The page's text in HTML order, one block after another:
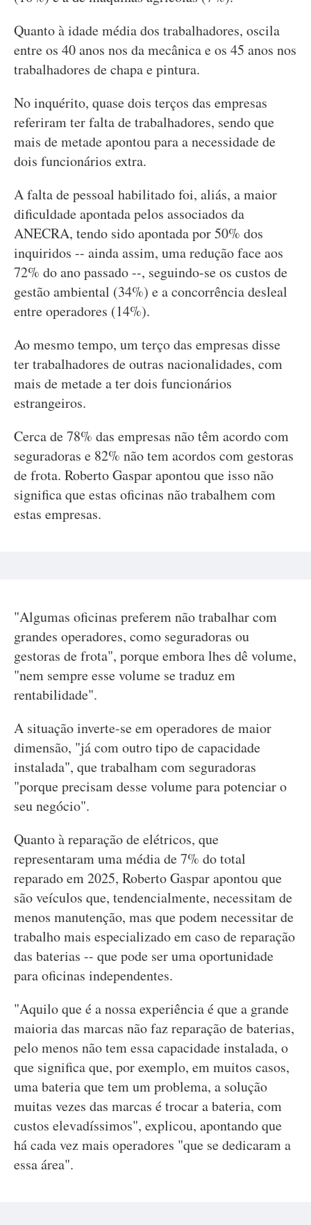
Quanto à idade média dos trabalhadores, oscila
entre os 40 anos nos da mecânica e os 45 anos nos
trabalhadores de chapa e pintura.
No inquérito, quase dois terços das empresas
referiram ter falta de trabalhadores, sendo que
mais de metade apontou para a necessidade de
dois funcionários extra.
A falta de pessoal habilitado foi, aliás, a maior
dificuldade apontada pelos associados da
ANECRA, tendo sido apontada por 50% dos
inquiridos -- ainda assim, uma redução face aos
72% do ano passado --, seguindo-se os custos de
gestão ambiental (34%) e a concorrência desleal
entre operadores (14%).
Ao mesmo tempo, um terço das empresas disse
ter trabalhadores de outras nacionalidades, com
mais de metade a ter dois funcionários
estrangeiros.
Cerca de 78% das empresas não têm acordo com
seguradoras e 82% não tem acordos com gestoras
de frota. Roberto Gaspar apontou que isso não
significa que estas oficinas não trabalhem com
estas empresas.
"Algumas oficinas preferem não trabalhar com
grandes operadores, como seguradoras ou
gestoras de frota", porque embora lhes dê volume,
"nem sempre esse volume se traduz em
rentabilidade".
A situação inverte-se em operadores de maior
dimensão, "já com outro tipo de capacidade
instalada", que trabalham com seguradoras
"porque precisam desse volume para potenciar o
seu negócio".
Quanto à reparação de elétricos, que
representaram uma média de 7% do total
reparado em 2025, Roberto Gaspar apontou que
são veículos que, tendencialmente, necessitam de
menos manutenção, mas que podem necessitar de
trabalho mais especializado em caso de reparação
das baterias -- que pode ser uma oportunidade
para oficinas independentes.
"Aquilo que é a nossa experiência é que a grande
maioria das marcas não faz reparação de baterias,
pelo menos não tem essa capacidade instalada, o
que significa que, por exemplo, em muitos casos,
uma bateria que tem um problema, a solução
muitas vezes das marcas é trocar a bateria, com
custos elevadíssimos", explicou, apontando que
há cada vez mais operadores "que se dedicaram a
essa área".